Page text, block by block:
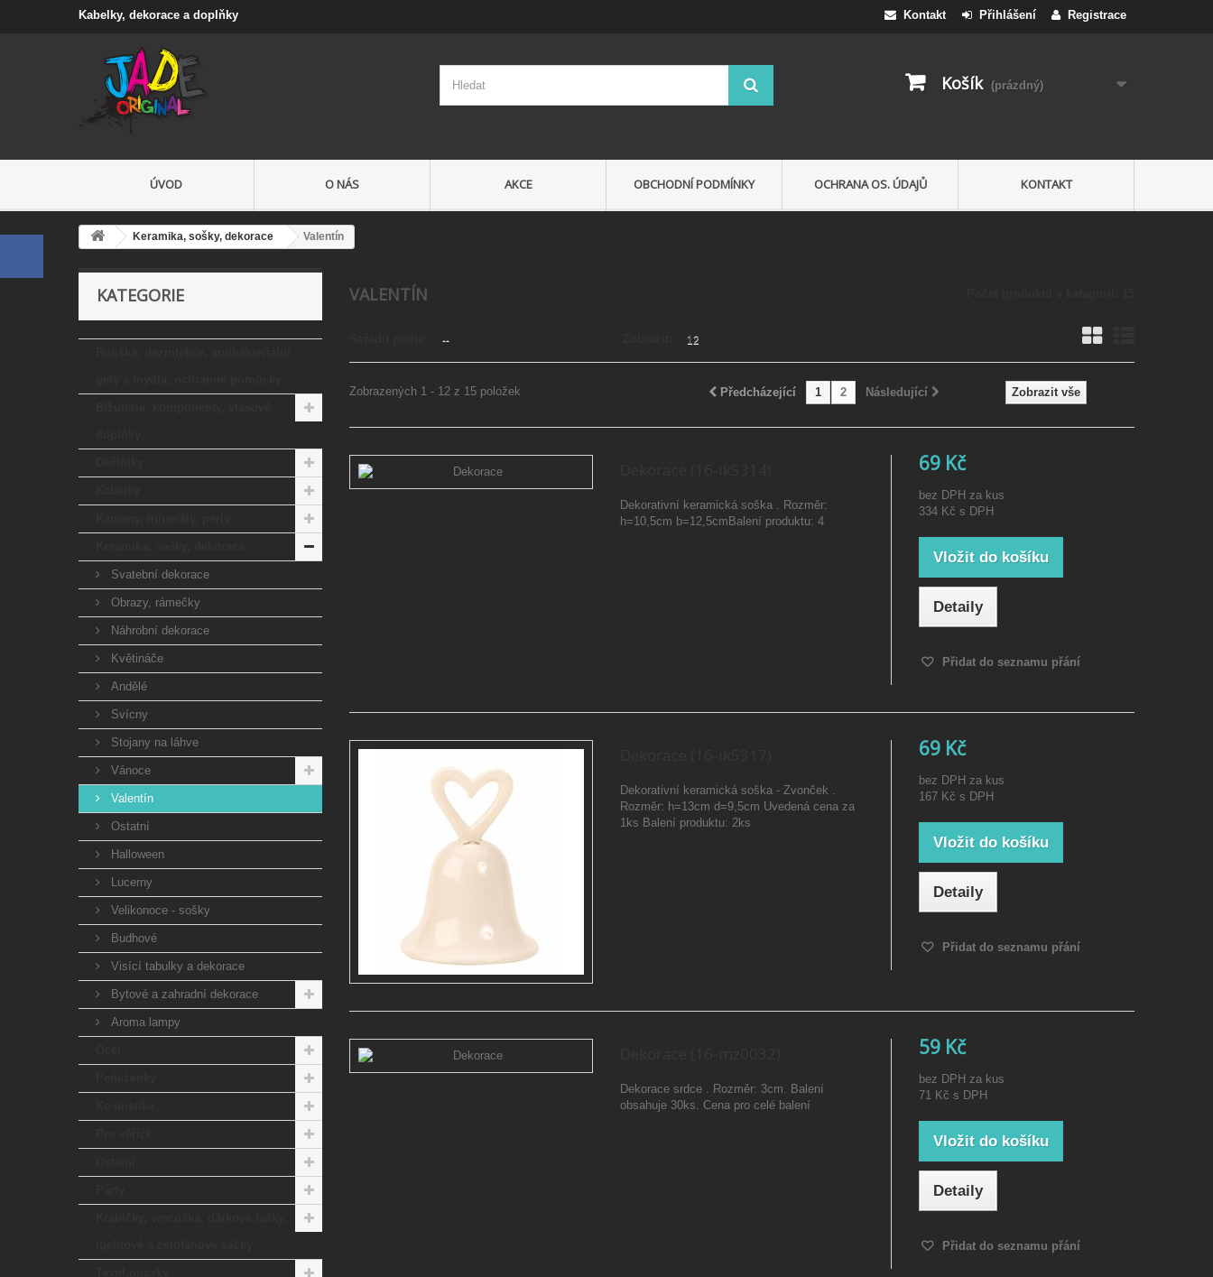
Registrace
Přihlášení
Kontakt
Kabelky, dekorace a doplňky
Košík (prázdný)
ÚVOD O NÁS AKCE OBCHODNÍ PODMÍNKY OCHRANA OS. ÚDAJŮ KONTAKT
Keramika, sošky, dekorace Valentín
KATEGORIE
Svatební dekorace
Obrazy, rámečky
Náhrobní dekorace
Květináče
Andělé
Svícny
Stojany na láhve
Vánoce
Valentín
Ostatní
Halloween
Lucerny
Velikonoce - sošky
Budhové
Visící tabulky a dekorace
Bytové a zahradní dekorace
Aroma lampy
VALENTÍN
-- 12
Zobrazit vše
Předcházející 1 2 Následující
Zobrazených 1 - 12 z 15 položek
Dekorativní keramická soška . Rozměr:
h=10,5cm b=12,5cmBalení produktu: 4
69 Kč
bez DPH za kus
334 Kč s DPH
Vložit do košíku
Detaily
Přidat do seznamu přání
Dekorativní keramická soška - Zvonček .
Rozměr: h=13cm d=9,5cm Uvedená cena za
1ks Balení produktu: 2ks
69 Kč
bez DPH za kus
167 Kč s DPH
Vložit do košíku
Detaily
Přidat do seznamu přání
Dekorace srdce . Rozměr: 3cm. Balení
obsahuje 30ks. Cena pro celé balení
59 Kč
bez DPH za kus
71 Kč s DPH
Vložit do košíku
Detaily
Přidat do seznamu přání